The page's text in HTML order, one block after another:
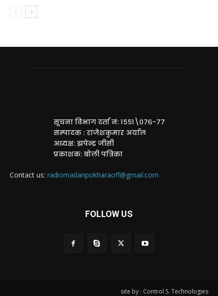
सूचना विभाग दर्ता नं: १५५१\०७६-७७
सम्पादक : राजेशकुमार अर्याल
अध्यक्ष: झपेन्द्र जीसी
प्रकाशक: बोली पत्रिका
Contact us: radiomadanpokharaoff@gmail.com
FOLLOW US
site by : Control S. Technologies